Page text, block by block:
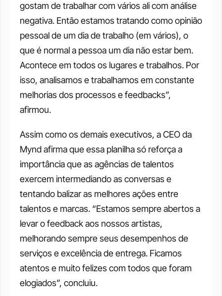
gostam de trabalhar com vários ali com análise
negativa. Então estamos tratando como opinião
pessoal de um dia de trabalho (em vários), o
que é normal a pessoa um dia não estar bem.
Acontece em todos os lugares e trabalhos. Por
isso, analisamos e trabalhamos em constante
melhorias dos processos e feedbacks”,
afirmou.
Assim como os demais executivos, a CEO da
Mynd afirma que essa planilha só reforça a
importância que as agências de talentos
exercem intermediando as conversas e
tentando balizar as melhores ações entre
talentos e marcas. “Estamos sempre abertos a
levar o feedback aos nossos artistas,
melhorando sempre seus desempenhos de
serviços e excelência de entrega. Ficamos
atentos e muito felizes com todos que foram
elogiados”, concluiu.